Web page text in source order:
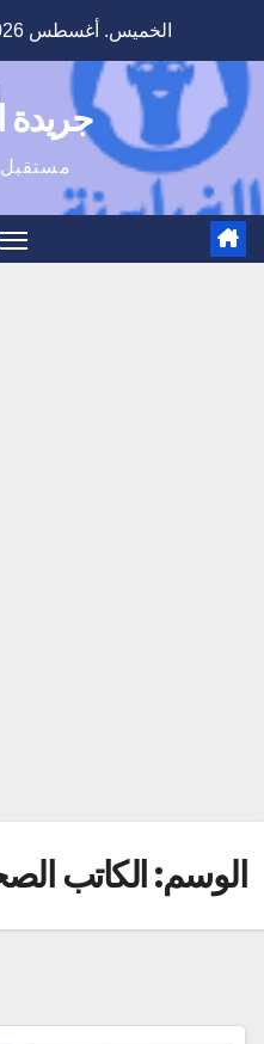
content
الخميس. أغسطس 6th, 2026
جريدة
الوسم: الكاتب